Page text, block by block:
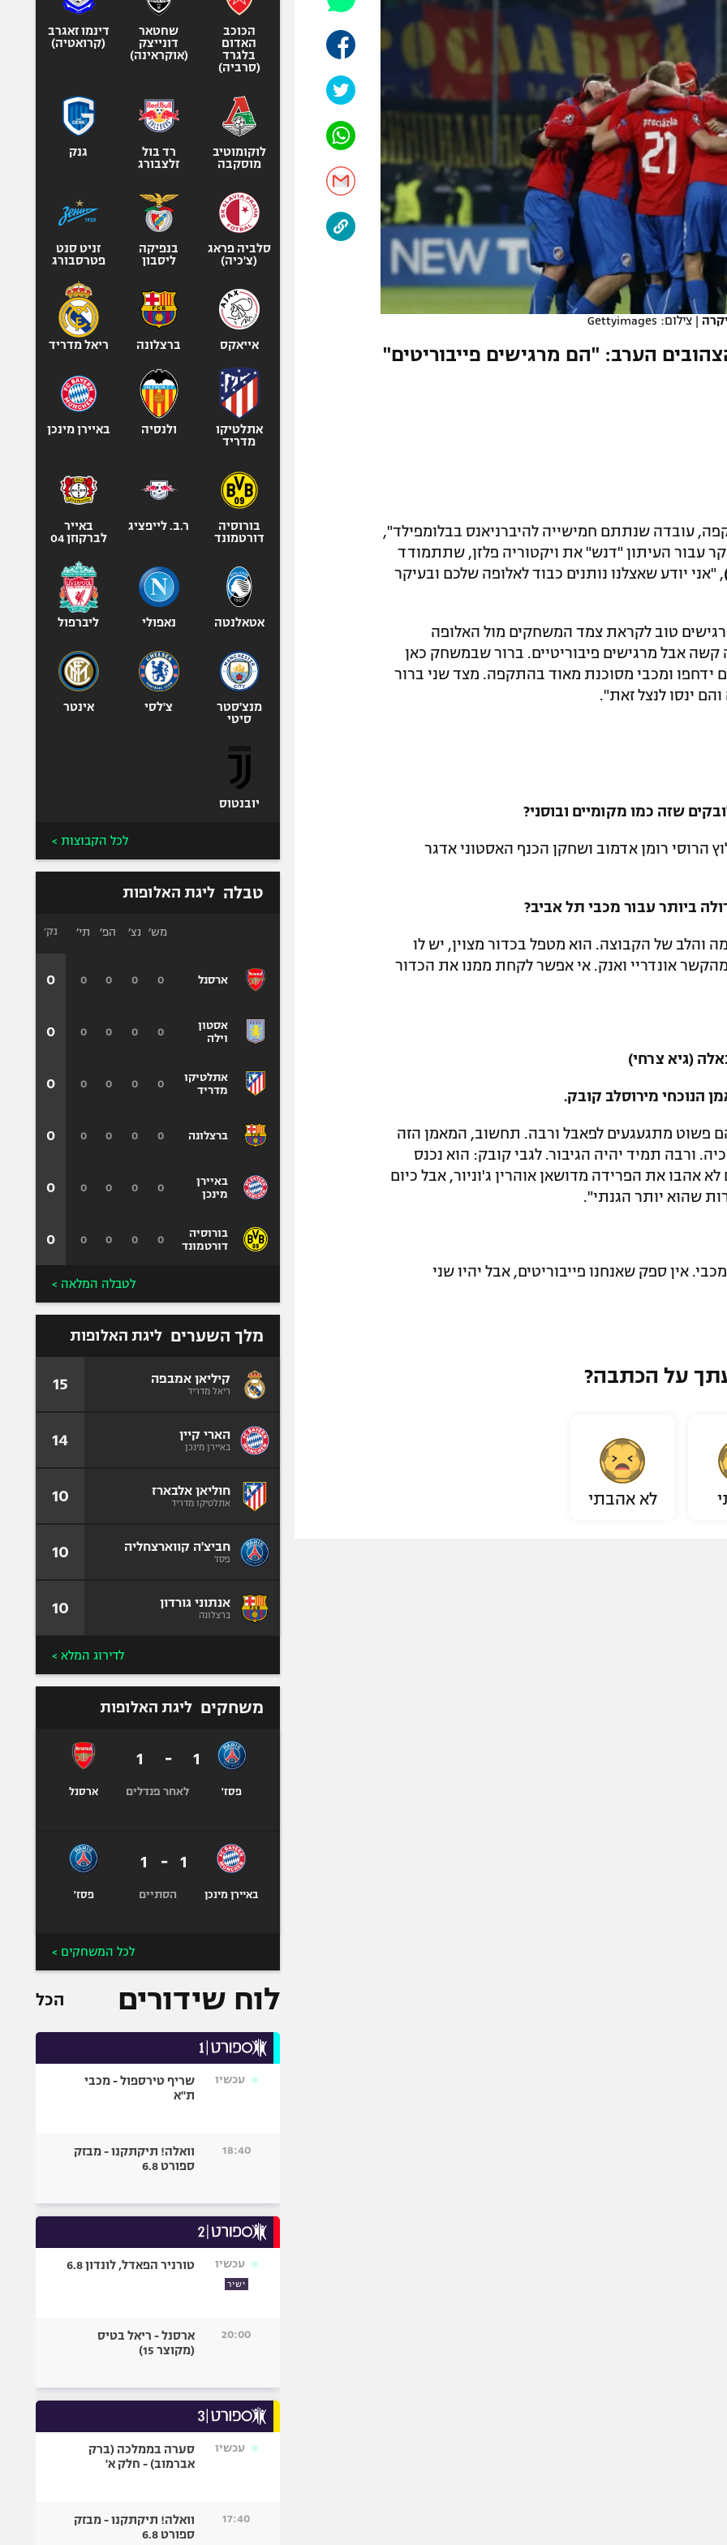
באר שבע
ליגה סינית
ליגה ברזילאית
ליגות נוספות
אופניים
ספורט מוטורי
כדורמים
בייסבול MLB
ואקסטרים
גיימינג E-Sports
| צילום: Gettyimages
הערב: "הם מרגישים פייבוריטים"
עובדה שנתתם חמישייה להיברניאנס בבלומפילד",
יאן ואצ'ק, המסקר עבור העיתון "דנש" את ויקטוריה פלזן, שתתמודד
, "אני יודע שאצלנו נותנים כבוד לאלופה שלכם ובעיקר
טוב לקראת צמד המשחקים מול האלופה
קשה אבל מרגישים פיבוריטיים. ברור שבמשחק כאן
ידחפו ומכבי מסוכנת מאוד בהתקפה. מצד שני ברור
ינסו לנצל זאת".
שזה כמו מקומיים ובוסני?
הרוסי רומן אדמוב ושחקן הכנף האסטוני אדגר
ביותר עבור מכבי תל אביב?
והלב של הקבוצה. הוא מטפל בכדור מצוין, יש לו
אונדריי ואנק. אי אפשר לקחת ממנו את הכדור
(גיא צרחי)
הנוכחי מירוסלב קובק.
פשוט מתגעגעים לפאבל ורבה. תחשוב, המאמן הזה
ורבה תמיד יהיה הגיבור. לגבי קובק: הוא נכנס
אהבו את הפרידה מדושאן אוהרין ג'וניור, אבל כיום
שהוא יותר הגנתי".
אחוז שאנחנו נעלה, 40 אחוז מכבי. אין ספק שאנחנו פייבוריטים, אבל יהיו שני
על הכתבה?
לא אהבתי
הכוכב
האדום
בלגרד
(סרביה)
שחטאר
דונייצק
(אוקראינה)
דינמו זאגרב
(קרואטיה)
לוקומוטיב
מוסקבה
רד בול
זלצבורג
גנק
סלביה פראג
(צ'כיה)
בנפיקה
ליסבון
זניט סנט
פטרסבורג
אייאקס ברצלונה ריאל מדריד
אתלטיקו
מדריד
ולנסיה באיירן מינכן
בורוסיה
דורטמונד
ר.ב. לייפציג
באייר
לברקוזן 04
אטאלנטה נאפולי ליברפול
מנצ'סטר
סיטי
צ'לסי אינטר
יובנטוס
לכל הקבוצות >
טבלה ליגת האלופות
ארסנל
אסטון
וילה
אתלטיקו
מדריד
ברצלונה
באיירן
מינכן
בורוסיה
דורטמונד
מש׳ נצ׳ הפ׳ תי׳
0
0
0
0
0
0
0
0
0
0
0
0
0
0
0
0
0
0
0
0
0
0
0
0
נק׳
0
0
0
0
0
0
לטבלה המלאה >
מלך השערים ליגת האלופות
קיליאן אמבפה
ריאל מדריד 15
הארי קיין
באיירן מינכן 14
חוליאן אלבארז
אתלטיקו מדריד 10
חביצ'ה קווארצחליה
פסז' 10
אנתוני גורדון
ברצלונה 10
לדירוג המלא >
משחקים ליגת האלופות
פסז'
1
-
1
לאחר פנדלים ארסנל
באיירן מינכן
1
-
1
הסתיים פסז'
לכל המשחקים >
לוח שידורים הכל
עכשיו
שריף טירספול - מכבי
ת"א
18:40
וואלה! תיקתקנו - מבזק
ספורט 6.8
עכשיו
ישיר
טורניר הפאדל, לונדון 6.8
20:00
ארסנל - ריאל בטיס
(מקוצר 15)
עכשיו
סערה בממלכה (ברק
אברמוב) - חלק א'
17:40
וואלה! תיקתקנו - מבזק
ספורט 6.8